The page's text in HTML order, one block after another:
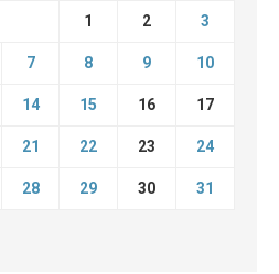
1 2 3
7 8 9 10
14 15 16 17
21 22 23 24
28 29 30 31